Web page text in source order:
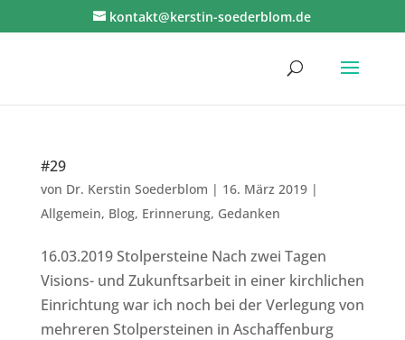
kontakt@kerstin-soederblom.de
#29
von Dr. Kerstin Soederblom | 16. März 2019|
Allgemein, Blog, Erinnerung, Gedanken
16.03.2019 Stolpersteine Nach zwei Tagen
Visions- und Zukunftsarbeit in einer kirchlichen
Einrichtung war ich noch bei der Verlegung von
mehreren Stolpersteinen in Aschaffenburg